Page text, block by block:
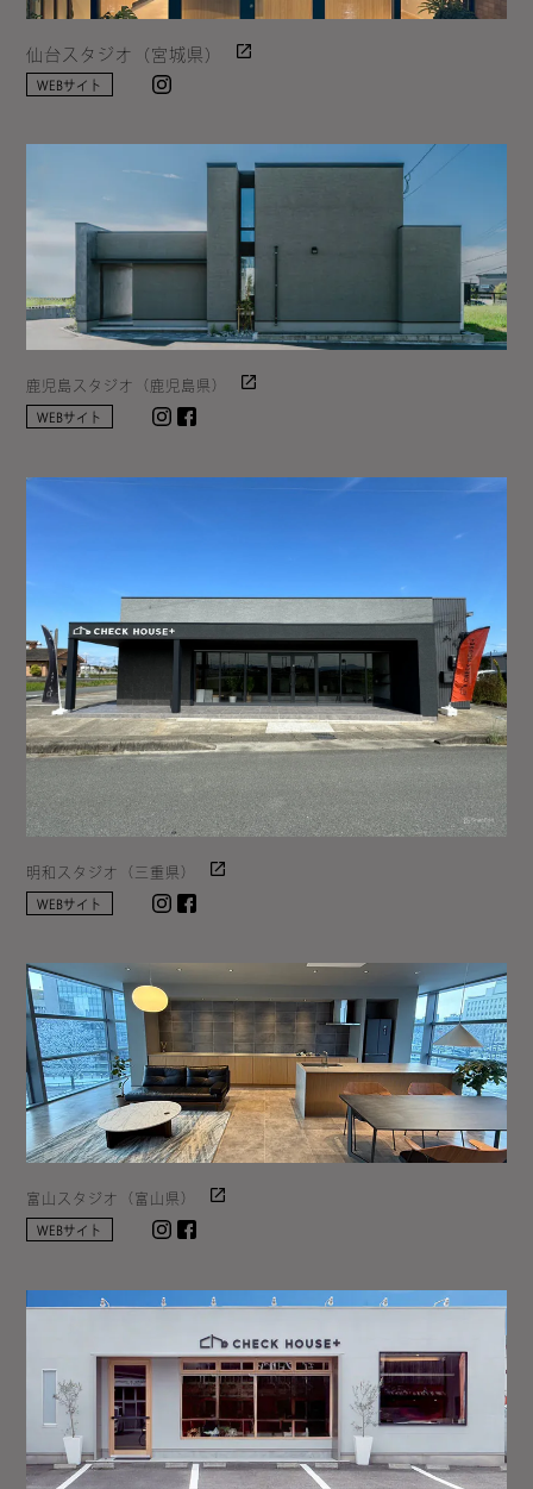
仙台スタジオ（宮城県）
WEBサイト
鹿児島スタジオ（鹿児島県）
WEBサイト Instagram
明和スタジオ（三重県）
WEBサイト Instagram
富山スタジオ（富山県）
WEBサイト Instagram